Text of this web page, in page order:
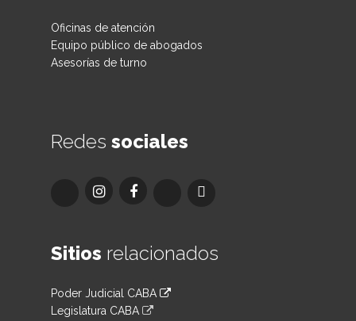
Oficinas de atención
Equipo público de abogados
Asesorías de turno
Redes sociales
Sitios relacionados
Poder Judicial CABA
Legislatura CABA